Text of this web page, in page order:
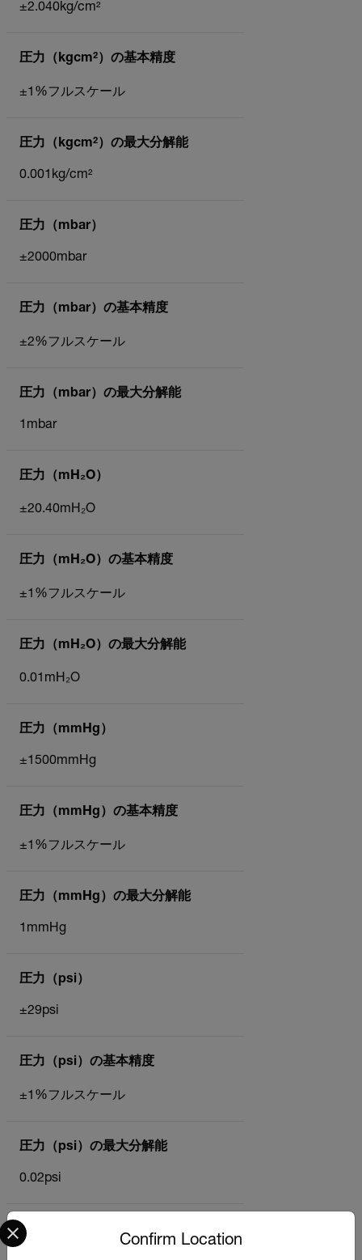
±2.040kg/cm²
圧力（kgcm²）の基本精度
±1%フルスケール
圧力（kgcm²）の最大分解能
0.001kg/cm²
圧力（mbar）
±2000mbar
圧力（mbar）の基本精度
±2%フルスケール
圧力（mbar）の最大分解能
1mbar
圧力（mH₂O）
±20.40mH₂O
圧力（mH₂O）の基本精度
±1%フルスケール
圧力（mH₂O）の最大分解能
0.01mH₂O
圧力（mmHg）
±1500mmHg
圧力（mmHg）の基本精度
±1%フルスケール
圧力（mmHg）の最大分解能
1mmHg
圧力（psi）
±29psi
圧力（psi）の基本精度
±1%フルスケール
圧力（psi）の最大分解能
0.02psi
圧力（大気）
Confirm Location
Select your preferred country and language from the